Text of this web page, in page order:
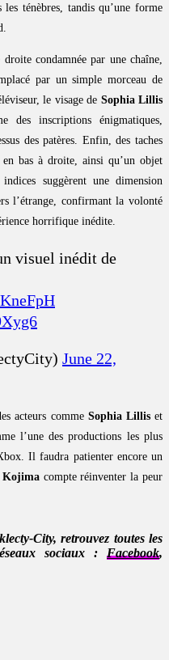
les ténèbres, tandis qu’une forme
condamnée par une chaîne,
par un simple morceau de
le visage de Sophia Lillis
des inscriptions énigmatiques,
des patères. Enfin, des taches
bas à droite, ainsi qu’un objet
suggèrent une dimension
l’étrange, confirmant la volonté
horrifique inédite.
visuel inédit de
June 22,
acteurs comme Sophia Lilliset
l’une des productions les plus
Il faudra patienter encore un
Kojimacompte réinventer la peur
City, retrouvez toutes les
sociaux : Facebook,